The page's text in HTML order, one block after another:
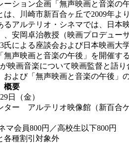
ション企画「無声映画と音楽の
、川崎市新百合ヶ丘で2009年よ
アルテリオ・シネマでは、日本
安岡卓治教授（映画プロデュー
による座談会および日本映画大
声映画と音楽の午後」を開催す
映画音楽について映画監督と語り
よび「無声映画と音楽の午後」
概要
日（金）
ー アルテリオ映像館（新百合ケ
会員800円／高校生以下800円
種割引対象外